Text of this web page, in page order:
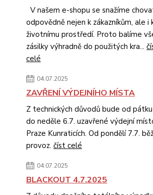
V našem e-shopu se snažíme
odpovědně nejen k zákazníkům, ale i
životnímu prostředí. Proto balíme
zásilky výhradně do použitých kra...
celé
04.07.2025
ZAVŘENÍ VÝDEJNÍHO MÍSTA
Z technických důvodů bude od
do neděle 6.7. uzavřené výdejní
Praze Kunraticích. Od pondělí 7.7.
provoz. číst celé
04.07.2025
BLACKOUT 4.7.2025